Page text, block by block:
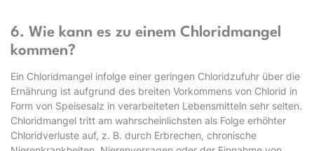
6. Wie kann es zu einem Chloridmangel
kommen?
Ein Chloridmangel infolge einer geringen Chloridzufuhr über die
Ernährung ist aufgrund des breiten Vorkommens von Chlorid in
Form von Speisesalz in verarbeiteten Lebensmitteln sehr selten.
Chloridmangel tritt am wahr­scheinlichsten als Folge erhöhter
Chloridverluste auf, z. B. durch Erbrechen, chronische